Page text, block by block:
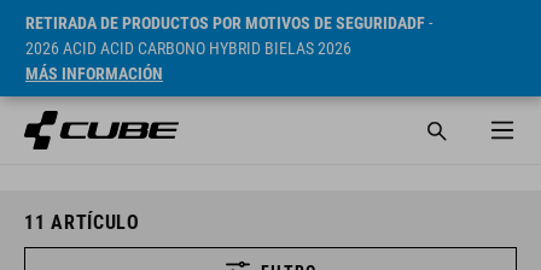
RETIRADA DE PRODUCTOS POR MOTIVOS DE SEGURIDADF-
2026 ACID ACID CARBONO HYBRID BIELAS 2026
MÁS INFORMACIÓN
11 ARTÍCULO